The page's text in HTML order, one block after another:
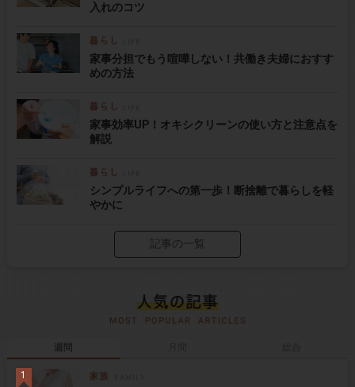
入れのコツ
家事分担でもう喧嘩しない！共働き夫婦におすす
めの方法
家事効率UP！オキシクリーンの使い方と注意点を
解説
シンプルライフへの第一歩！断捨離で暮らしを軽
やかに
記事の一覧
週間